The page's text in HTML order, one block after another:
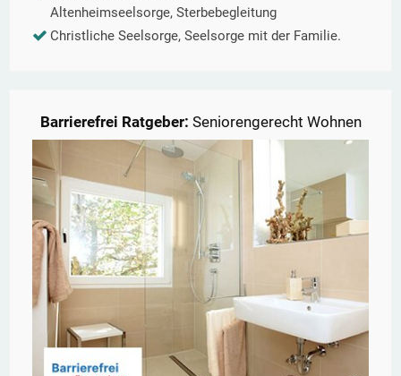
Altenheimseelsorge, Sterbebegleitung
Christliche Seelsorge, Seelsorge mit der Familie.
Barrierefrei Ratgeber: Seniorengerecht Wohnen